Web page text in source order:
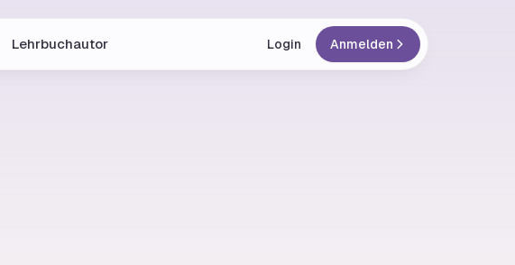
Lehrbuchautor Login Anmelden